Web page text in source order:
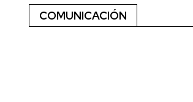
COMUNICACIÓN